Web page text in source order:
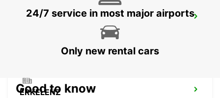
STOLBERG
ERKELENZ
24/7 service in most major airports
Only new rental cars
Good to know